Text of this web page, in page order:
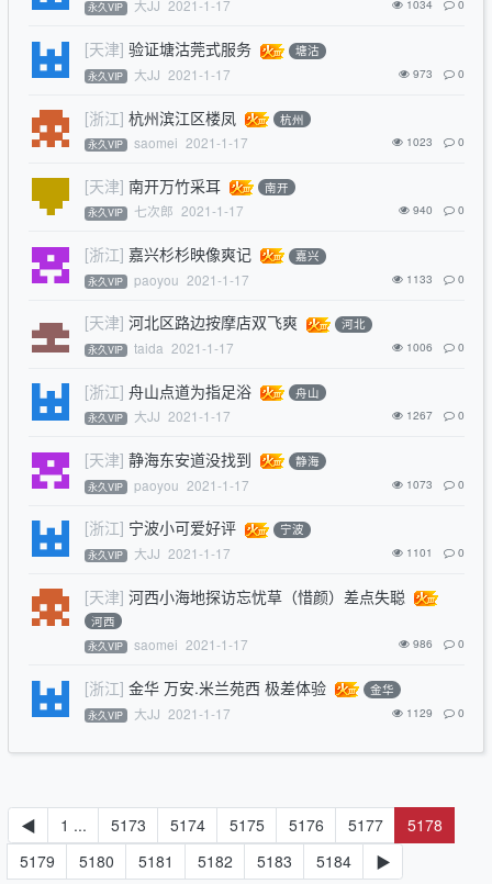
永久VIP 大JJ 2021-1-17 1034 0
[天津] 验证塘沽莞式服务 塘沽
永久VIP 大JJ 2021-1-17 973 0
[浙江] 杭州滨江区楼凤 杭州
永久VIP saomei 2021-1-17 1023 0
[天津] 南开万竹采耳 南开
永久VIP 七次郎 2021-1-17 940 0
[浙江] 嘉兴杉杉映像爽记 嘉兴
永久VIP paoyou 2021-1-17 1133 0
[天津] 河北区路边按摩店双飞爽 河北
永久VIP taida 2021-1-17 1006 0
[浙江] 舟山点道为指足浴 舟山
永久VIP 大JJ 2021-1-17 1267 0
[天津] 静海东安道没找到 静海
永久VIP paoyou 2021-1-17 1073 0
[浙江] 宁波小可爱好评 宁波
永久VIP 大JJ 2021-1-17 1101 0
[天津] 河西小海地探访忘忧草（惜颜）差点失聪
河西
永久VIP saomei 2021-1-17 986 0
[浙江] 金华 万安.米兰苑西 极差体验 金华
永久VIP 大JJ 2021-1-17 1129 0
◀ 1 ... 5173 5174 5175 5176 5177
5178
5179
5180 5181 5182 5183 5184 ▶